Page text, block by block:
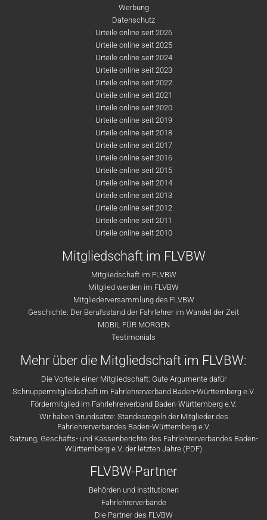
Werbung
Datenschutz
Urteile online seit 2026
Urteile online seit 2025
Urteile online seit 2024
Urteile online seit 2023
Urteile online seit 2022
Urteile online seit 2021
Urteile online seit 2020
Urteile online seit 2019
Urteile online seit 2018
Urteile online seit 2017
Urteile online seit 2016
Urteile online seit 2015
Urteile online seit 2014
Urteile online seit 2013
Urteile online seit 2012
Urteile online seit 2011
Urteile online seit 2010
Mitgliedschaft im FLVBW
Mitgliedschaft im FLVBW
Mitglied werden im FLVBW
Mitgliederversammlung des FLVBW
Geschichte: Der Berufsstand der Fahrlehrer im Wandel der Zeit
MOBIL FÜR MORGEN
Testimonials
Mehr über die Mitgliedschaft im FLVBW:
Die Vorteile einer Mitgliedschaft: Gute Argumente dafür
Schnuppermitgliedschaft im Fahrlehrerverband Baden-Württemberg e.V.
Fördermitglied im Fahrlehrerverband Baden-Württemberg e.V.
Wir haben Grundsätze: Standesregeln der Mitglieder des
Fahrlehrerverbandes Baden-Württemberg e.V.
Satzung, Geschäfts- und Kassenberichte des Fahrlehrerverbandes Baden-
Württemberg e.V. der letzten Jahre (PDF)
FLVBW-Partner
Behörden und Institutionen
Fahrlehrerverbände
Die Partner des FLVBW